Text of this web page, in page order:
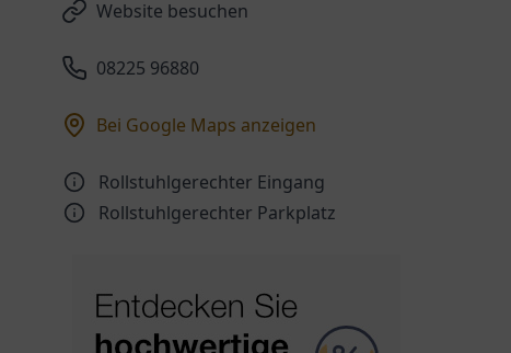
Website besuchen
08225 96880
Bei Google Maps anzeigen
Rollstuhlgerechter Eingang
Rollstuhlgerechter Parkplatz